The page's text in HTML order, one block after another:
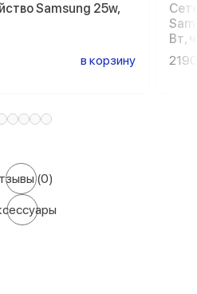
Samsung 25w,
в корзину
Вт,
(0)